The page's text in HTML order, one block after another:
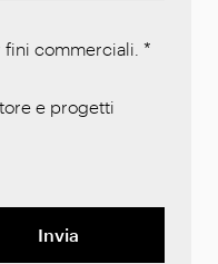
commerciali. *
e progetti
Invia